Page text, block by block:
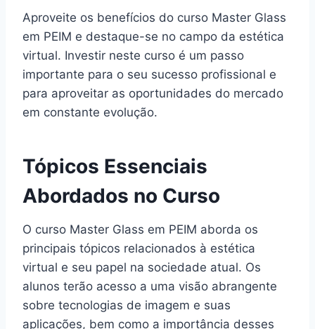
Aproveite os benefícios do curso Master Glass
em PEIM e destaque-se no campo da estética
virtual. Investir neste curso é um passo
importante para o seu sucesso profissional e
para aproveitar as oportunidades do mercado
em constante evolução.
Tópicos Essenciais
Abordados no Curso
O curso Master Glass em PEIM aborda os
principais tópicos relacionados à estética
virtual e seu papel na sociedade atual. Os
alunos terão acesso a uma visão abrangente
sobre tecnologias de imagem e suas
aplicações, bem como a importância desses